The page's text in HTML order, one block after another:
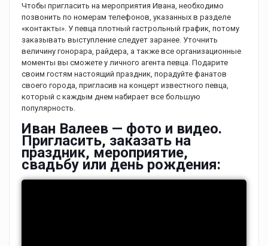
Чтобы пригласить на мероприятия Ивана, необходимо
позвонить по номерам телефонов, указанных в разделе
«контакты». У певца плотный гастрольный график, потому
заказывать выступление следует заранее. Уточнить
величину гонорара, райдера, а также все организационные
моменты вы сможете у личного агента певца. Подарите
своим гостям настоящий праздник, порадуйте фанатов
своего города, пригласив на концерт известного певца,
который с каждым днем набирает все большую
популярность.
Иван Валеев — фото и видео.
Пригласить, заказать на
праздник, мероприятие,
свадьбу или день рождения: